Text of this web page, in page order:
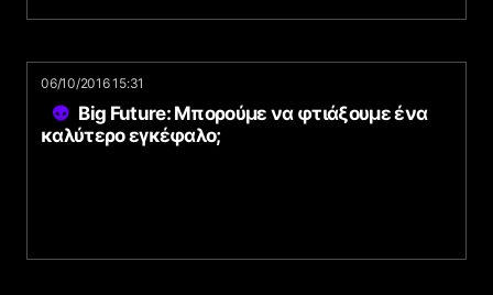
06/10/2016 15:31
Big Future: Μπορούμε να φτιάξουμε ένα
καλύτερο εγκέφαλο;